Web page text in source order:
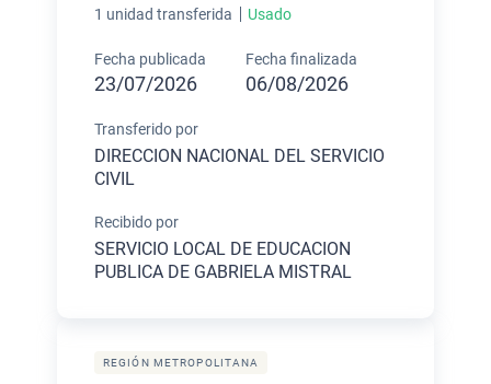
1 unidad transferida Usado
Fecha publicada
23/07/2026
Fecha finalizada
06/08/2026
Transferido por
DIRECCION NACIONAL DEL SERVICIO
CIVIL
Recibido por
SERVICIO LOCAL DE EDUCACION
PUBLICA DE GABRIELA MISTRAL
REGIÓN METROPOLITANA